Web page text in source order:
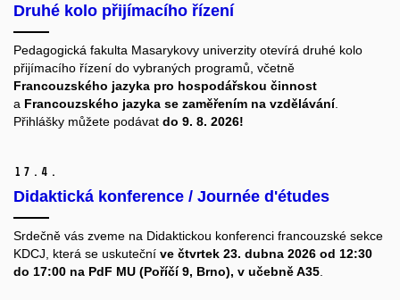
Druhé kolo přijímacího řízení
Pedagogická fakulta Masarykovy univerzity otevírá druhé kolo
přijímacího řízení do vybraných programů, včetně
Francouzského jazyka pro hospodářskou činnost
a Francouzského jazyka se zaměřením na vzdělávání.
Přihlášky můžete podávat do 9. 8. 2026!
17. 4.
Didaktická konference / Journée d'études
Srdečně vás zveme na Didaktickou konferenci francouzské sekce
KDCJ, která se uskuteční ve čtvrtek 23. dubna 2026 od 12:30
do 17:00 na PdF MU (Poříčí 9, Brno), v učebně A35